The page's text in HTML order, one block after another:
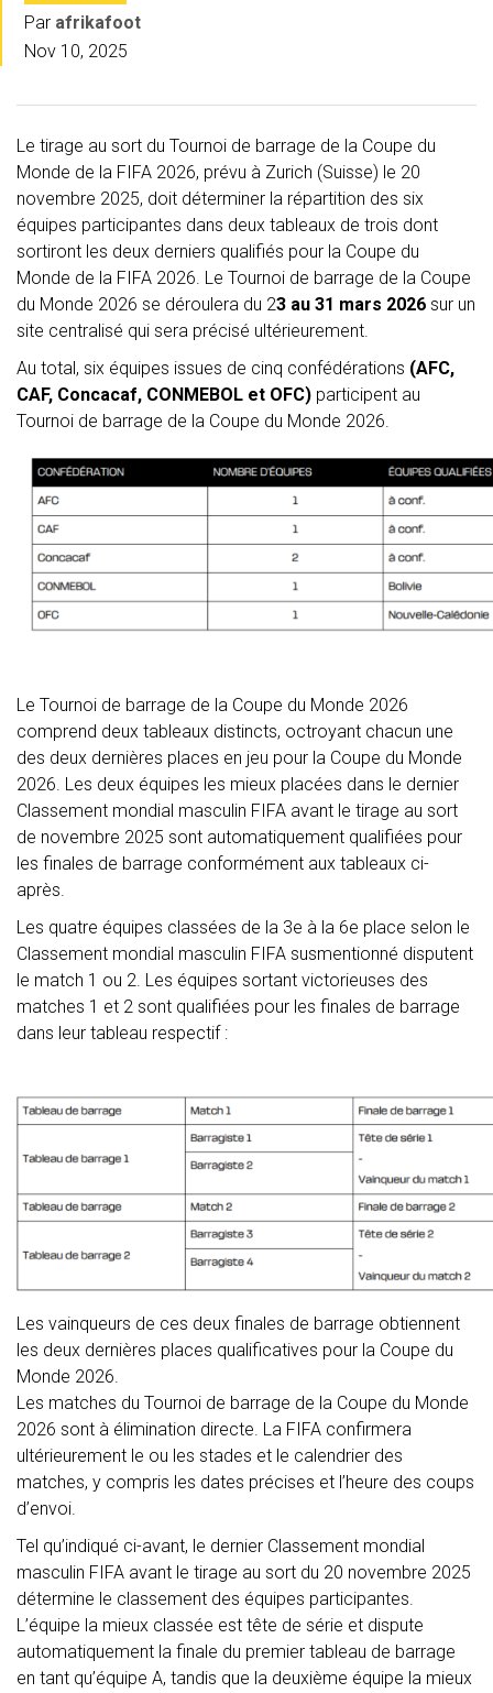
Par afrikafoot
Nov 10, 2025
Le tirage au sort du Tournoi de barrage de la Coupe du
Monde de la FIFA 2026, prévu à Zurich (Suisse) le 20
novembre 2025, doit déterminer la répartition des six
équipes participantes dans deux tableaux de trois dont
sortiront les deux derniers qualifiés pour la Coupe du
Monde de la FIFA 2026. Le Tournoi de barrage de la Coupe
du Monde 2026 se déroulera du 23 au 31 mars 2026 sur un
site centralisé qui sera précisé ultérieurement.
Au total, six équipes issues de cinq confédérations (AFC,
CAF, Concacaf, CONMEBOL et OFC) participent au
Tournoi de barrage de la Coupe du Monde 2026.
Le Tournoi de barrage de la Coupe du Monde 2026
comprend deux tableaux distincts, octroyant chacun une
des deux dernières places en jeu pour la Coupe du Monde
2026. Les deux équipes les mieux placées dans le dernier
Classement mondial masculin FIFA avant le tirage au sort
de novembre 2025 sont automatiquement qualifiées pour
les finales de barrage conformément aux tableaux ci-
après.
Les quatre équipes classées de la 3e à la 6e place selon le
Classement mondial masculin FIFA susmentionné disputent
le match 1 ou 2. Les équipes sortant victorieuses des
matches 1 et 2 sont qualifiées pour les finales de barrage
dans leur tableau respectif :
Les vainqueurs de ces deux finales de barrage obtiennent
les deux dernières places qualificatives pour la Coupe du
Monde 2026.
Les matches du Tournoi de barrage de la Coupe du Monde
2026 sont à élimination directe. La FIFA confirmera
ultérieurement le ou les stades et le calendrier des
matches, y compris les dates précises et l’heure des coups
d’envoi.
Tel qu’indiqué ci-avant, le dernier Classement mondial
masculin FIFA avant le tirage au sort du 20 novembre 2025
détermine le classement des équipes participantes.
L’équipe la mieux classée est tête de série et dispute
automatiquement la finale du premier tableau de barrage
en tant qu’équipe A, tandis que la deuxième équipe la mieux